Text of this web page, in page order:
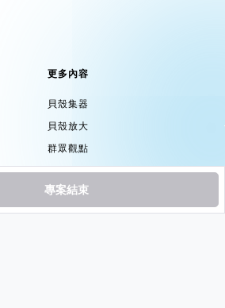
專案結束
更多內容
貝殼集器
貝殼放大
群眾觀點